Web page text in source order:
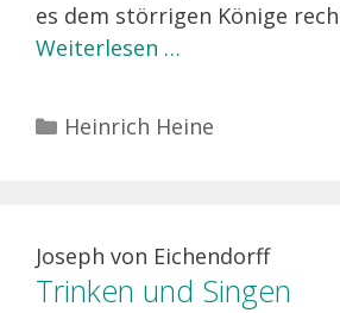
es dem störrigen Könige
Weiterlesen …
Kategorien
Heinrich Heine
Joseph von Eichendorff
Trinken und Singen